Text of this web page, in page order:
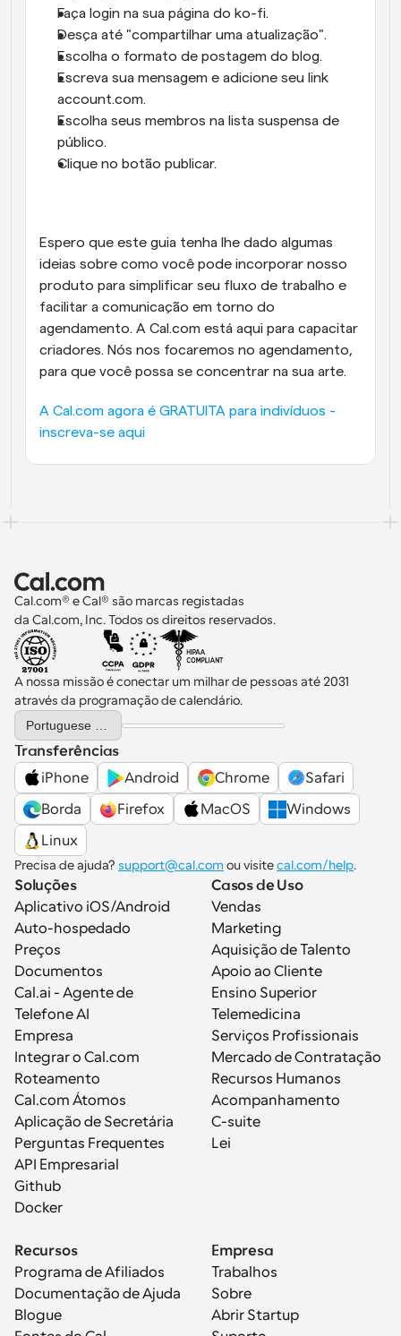
Faça login na sua página do ko-fi.
Desça até "compartilhar uma atualização".
Escolha o formato de postagem do blog.
Escreva sua mensagem e adicione seu link
account.com.
Escolha seus membros na lista suspensa de
público.
Clique no botão publicar.
Espero que este guia tenha lhe dado algumas
ideias sobre como você pode incorporar nosso
produto para simplificar seu fluxo de trabalho e
facilitar a comunicação em torno do
agendamento. A Cal.com está aqui para capacitar
criadores. Nós nos focaremos no agendamento,
para que você possa se concentrar na sua arte.
A Cal.com agora é GRATUITA para indivíduos -
inscreva-se aqui
Cal.com® e Cal® são marcas registadas
da Cal.com, Inc. Todos os direitos reservados.
A nossa missão é conectar um milhar de pessoas até 2031
através da programação de calendário.
Select Language
Transferências
iPhone
Android Chrome
Safari
Borda
Firefox MacOS
Windows
Linux
Precisa de ajuda? support@cal.com ou visite cal.com/help.
Soluções
Aplicativo iOS/Android
Auto-hospedado
Preços
Documentos
Cal.ai - Agente de
Telefone AI
Empresa
Integrar o Cal.com
Roteamento
Cal.com Átomos
Aplicação de Secretária
Perguntas Frequentes
API Empresarial
Github
Docker
Casos de Uso
Vendas
Marketing
Aquisição de Talento
Apoio ao Cliente
Ensino Superior
Telemedicina
Serviços Profissionais
Mercado de Contratação
Recursos Humanos
Acompanhamento
C-suite
Lei
Recursos
Programa de Afiliados
Documentação de Ajuda
Blogue
Empresa
Trabalhos
Sobre
Abrir Startup